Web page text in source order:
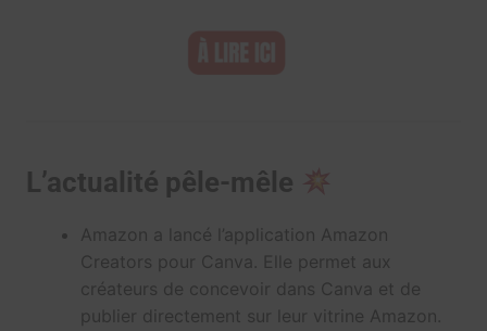
L’actualité pêle-mêle
Amazon a lancé l’application Amazon
Creators pour Canva. Elle permet aux
créateurs de concevoir dans Canva et de
publier directement sur leur vitrine Amazon.